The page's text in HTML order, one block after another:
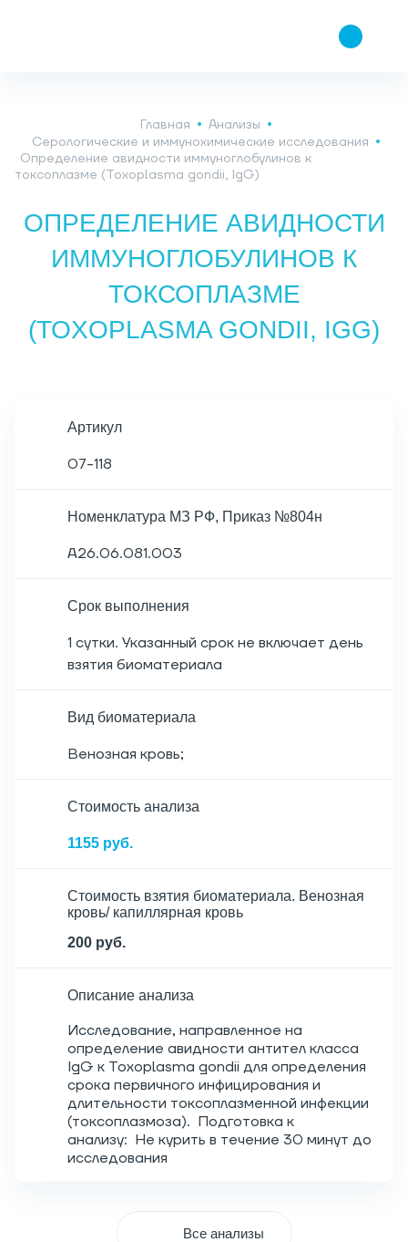
Главная
Анализы
Серологические и иммунохимические исследования
Определение авидности иммуноглобулинов к
токсоплазме (Toxoplasma gondii, IgG)
ОПРЕДЕЛЕНИЕ АВИДНОСТИ
ИММУНОГЛОБУЛИНОВ К
ТОКСОПЛАЗМЕ
(TOXOPLASMA GONDII, IGG)
Артикул
07-118
Номенклатура МЗ РФ, Приказ №804н
A26.06.081.003
Срок выполнения
1 сутки. Указанный срок не включает день
взятия биоматериала
Вид биоматериала
Венозная кровь;
Cтоимость анализа
1155 руб.
Стоимость взятия биоматериала. Венозная
кровь/ капиллярная кровь
200 руб.
Описание анализа
Исследование, направленное на
определение авидности антител класса
IgG к Toxoplasma gondii для определения
срока первичного инфицирования и
длительности токсоплазменной инфекции
(токсоплазмоза). Подготовка к
анализу: Не курить в течение 30 минут до
исследования
Все анализы